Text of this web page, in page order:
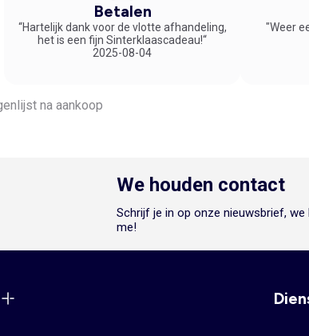
Betalen
“Hartelijk dank voor de vlotte afhandeling,
het is een fijn Sinterklaascadeau!“
2025-08-04
"Weer
na aankoop
We houden contact
Schrijf je in op onze nieuwsbrief,
me!